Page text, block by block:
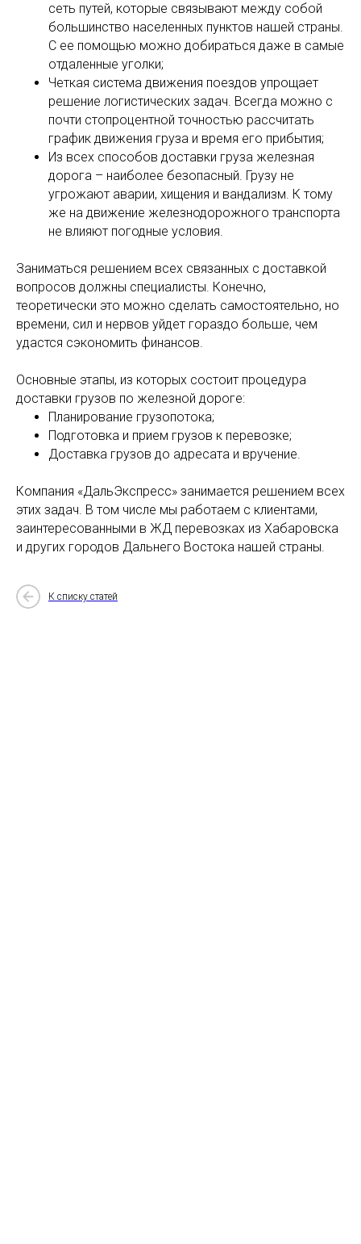
сеть путей, которые связывают между собой
большинство населенных пунктов нашей страны.
С ее помощью можно добираться даже в самые
отдаленные уголки;
Четкая система движения поездов упрощает
решение логистических задач. Всегда можно с
почти стопроцентной точностью рассчитать
график движения груза и время его прибытия;
Из всех способов доставки груза железная
дорога – наиболее безопасный. Грузу не
угрожают аварии, хищения и вандализм. К тому
же на движение железнодорожного транспорта
не влияют погодные условия.
Заниматься решением всех связанных с доставкой
вопросов должны специалисты. Конечно,
теоретически это можно сделать самостоятельно, но
времени, сил и нервов уйдет гораздо больше, чем
удастся сэкономить финансов.
Основные этапы, из которых состоит процедура
доставки грузов по железной дороге:
Планирование грузопотока;
Подготовка и прием грузов к перевозке;
Доставка грузов до адресата и вручение.
Компания «ДальЭкспресс» занимается решением всех
этих задач. В том числе мы работаем с клиентами,
заинтересованными в ЖД перевозках из Хабаровска
и других городов Дальнего Востока нашей страны.
К списку статей